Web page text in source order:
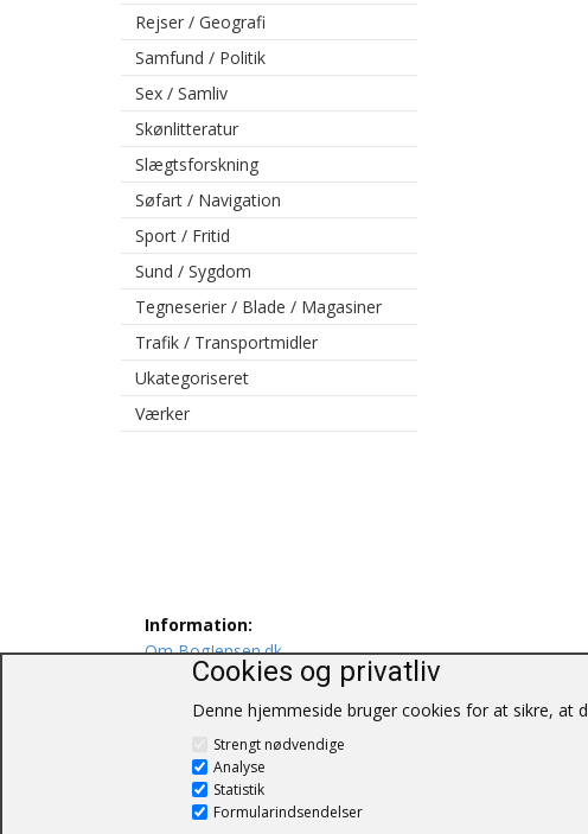
Rejser / Geografi
Samfund / Politik
Sex / Samliv
Skønlitteratur
Slægtsforskning
Søfart / Navigation
Sport / Fritid
Sund / Sygdom
Tegneserier / Blade / Magasiner
Trafik / Transportmidler
Ukategoriseret
Værker
Information:
Om BogJensen.dk
Levering
Persondatapolitik
Salgs og leveringsbetingelser
Kontakt os
Cookies og privatliv
Denne hjemmeside bruger cookies for at sikre, at
Strengt nødvendige
Analyse
Statistik
Formularindsendelser